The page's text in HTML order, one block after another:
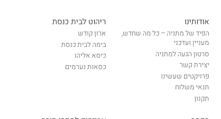
אודותינו
הפיד של מתניה – כל מה שחדש,
מעניין ועדכני
סרטון הגעה למתניה
יצירת קשר
פרויקטים שעשינו
תנאי משלוח
תקנון
ריהוט לבית כנסת
ארון קודש
בימה לבית כנסת
כיסא אליהו
כסאות נערמים